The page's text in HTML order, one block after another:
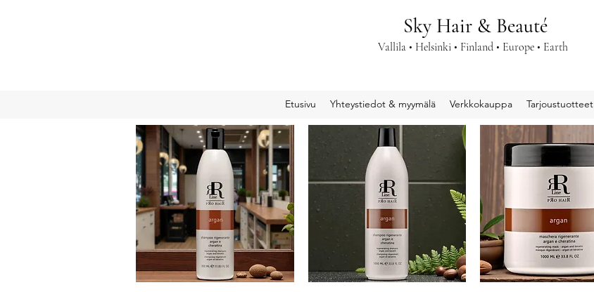
Sky Hair & Beauté
Vallila • Helsinki • Finland • Europe • Earth
Etusivu
Yhteystiedot & myymälä Verkkokauppa Tarjoustuotteet